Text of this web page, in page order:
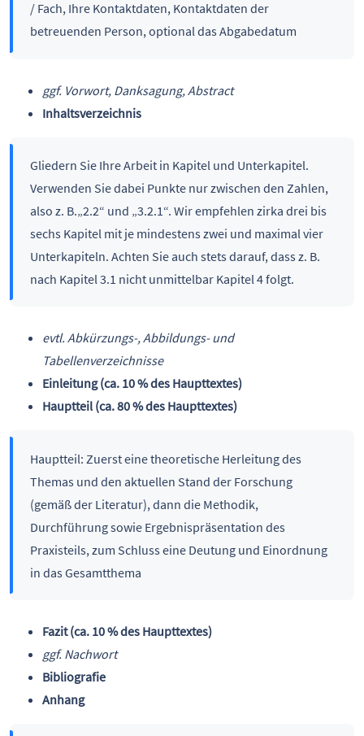
/ Fach, Ihre Kontaktdaten, Kontaktdaten der
betreuenden Person, optional das Abgabedatum
ggf. Vorwort, Danksagung, Abstract
Inhaltsverzeichnis
Gliedern Sie Ihre Arbeit in Kapitel und Unterkapitel.
Verwenden Sie dabei Punkte nur zwischen den Zahlen,
also z. B.„2.2“ und „3.2.1“. Wir empfehlen zirka drei bis
sechs Kapitel mit je mindestens zwei und maximal vier
Unterkapiteln. Achten Sie auch stets darauf, dass z. B.
nach Kapitel 3.1 nicht unmittelbar Kapitel 4 folgt.
evtl. Abkürzungs-, Abbildungs- und
Tabellenverzeichnisse
Einleitung (ca. 10 % des Haupttextes)
Hauptteil (ca. 80 % des Haupttextes)
Hauptteil: Zuerst eine theoretische Herleitung des
Themas und den aktuellen Stand der Forschung
(gemäß der Literatur), dann die Methodik,
Durchführung sowie Ergebnispräsentation des
Praxisteils, zum Schluss eine Deutung und Einordnung
in das Gesamtthema
Fazit (ca. 10 % des Haupttextes)
ggf. Nachwort
Bibliografie
Anhang